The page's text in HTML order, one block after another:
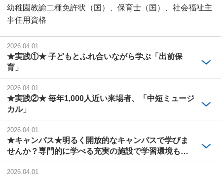
幼稚園教諭二種免許状（国）、保育士（国）、社会福祉主
事任用資格
2026.04.01
★実践①★ 子どもとふれ合いながら学ぶ「出前保
育」
2026.04.01
★実践②★ 毎年1,000人近い来場者、「中短ミュージ
カル」
2026.04.01
★キャンパス★明るく開放的なキャンパスで学びま
せんか？専門的に学べる充実の施設で学習環境も快
適
2026.04.01